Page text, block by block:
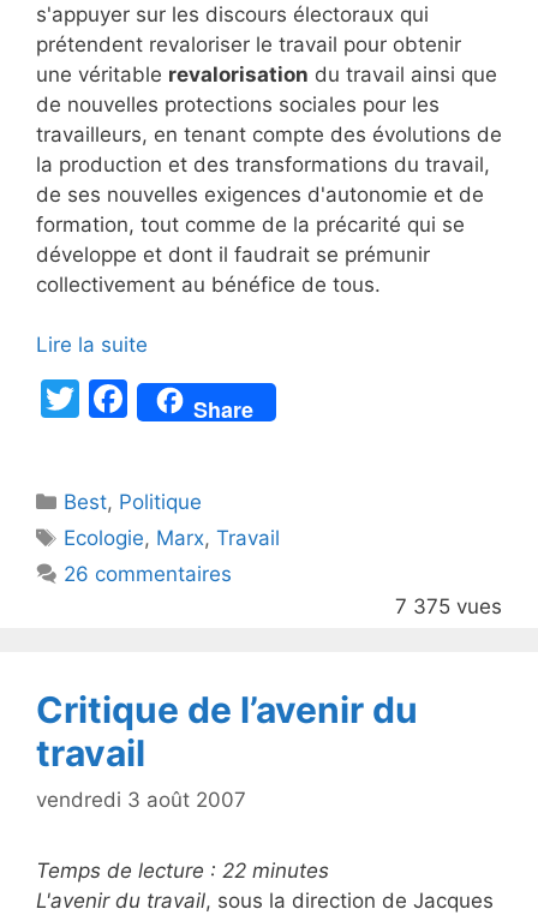
s'appuyer sur les discours électoraux qui
prétendent revaloriser le travail pour obtenir
une véritable revalorisation du travail ainsi que
de nouvelles protections sociales pour les
travailleurs, en tenant compte des évolutions de
la production et des transformations du travail,
de ses nouvelles exigences d'autonomie et de
formation, tout comme de la précarité qui se
développe et dont il faudrait se prémunir
collectivement au bénéfice de tous.
Lire la suite
T
er
F
a
e
b
o
Share
Catégories
Best, Politique
Étiquettes
Ecologie, Marx,Travail
26 commentaires
7 375 vues
Critique de l’avenir du
travail
vendredi 3 août 2007
Temps de lecture : 22 minutes
L'avenir du travail, sous la direction de Jacques